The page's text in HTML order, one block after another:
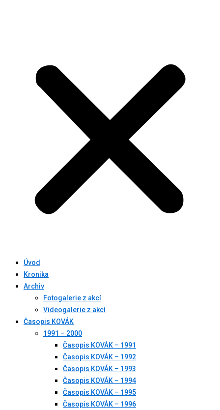
Úvod
Kronika
Archiv
Fotogalerie z akcí
Videogalerie z akcí
Časopis KOVÁK
1991 – 2000
Časopis KOVÁK – 1991
Časopis KOVÁK – 1992
Časopis KOVÁK – 1993
Časopis KOVÁK – 1994
Časopis KOVÁK – 1995
Časopis KOVÁK – 1996